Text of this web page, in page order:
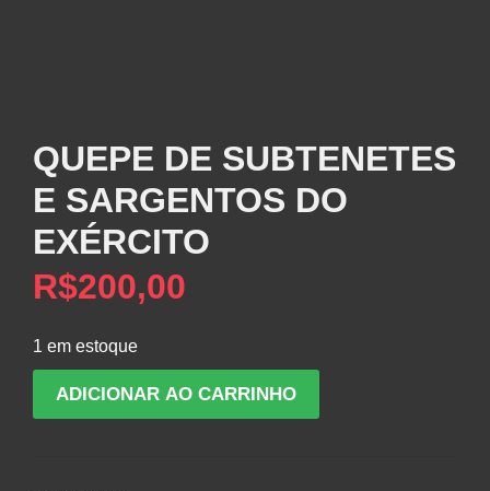
QUEPE DE SUBTENETES
E SARGENTOS DO
EXÉRCITO
R$200,00
1 em estoque
DE
ADICIONAR AO CARRINHO